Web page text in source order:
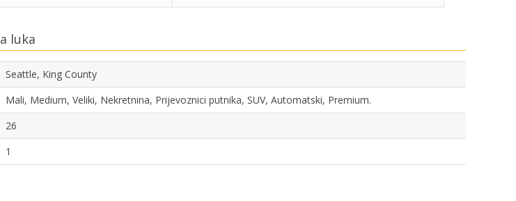
luka
Seattle, King County
Mali, Medium, Veliki, Nekretnina, Prijevoznici putnika, SUV, Automatski, Premium.
26
1